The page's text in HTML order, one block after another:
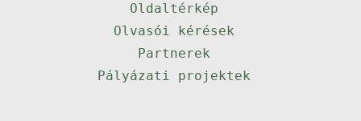
Oldaltérkép
Olvasói kérések
Partnerek
Pályázati projektek